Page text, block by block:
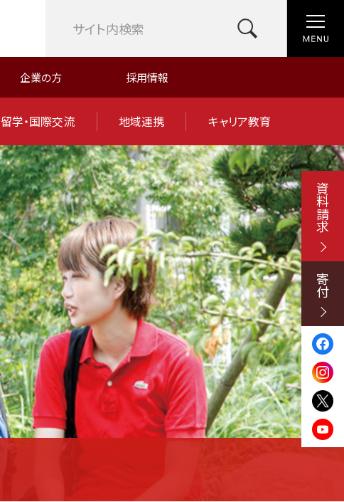
企業の方 採用情報
留学・国際交流 地域連携 キャリア教育
資料請求
寄付